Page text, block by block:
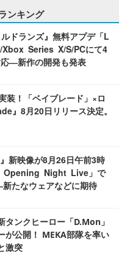
ンキング
ドランズ』無料アプデ「L
Series X/S/PCにて4
―新作の開発も発表
装！「ベイブレード」×ロ
』8月20日リリース決定。
新映像が8月26日午前3時
Opening Night Live」で
たなウェアなどに期待
タンクヒーロー「D.Mon」
が公開！ MEKA部隊を率い
激突